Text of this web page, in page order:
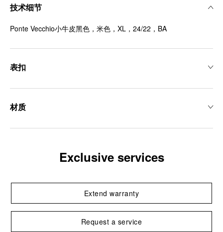
技术细节
Ponte Vecchio小牛皮黑色，米色，XL，24/22，BA
表扣
材质
Exclusive services
Extend warranty
Request a service